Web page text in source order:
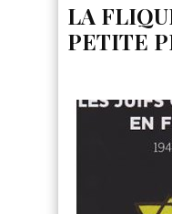
LA
PETITE